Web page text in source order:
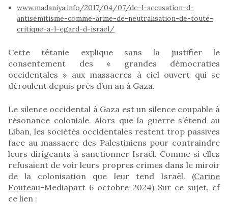
www.madaniya.info/2017/04/07/de-l-accusation-d-
antisemitisme-comme-arme-de-neutralisation-de-toute-
critique-a-l-egard-d-israel/
Cette tétanie explique sans la justifier le
consentement des « grandes démocraties
occidentales » aux massacres à ciel ouvert qui se
déroulent depuis près d’un an à Gaza.
Le silence occidental à Gaza est un silence coupable à
résonance coloniale. Alors que la guerre s’étend au
Liban, les sociétés occidentales restent trop passives
face au massacre des Palestiniens pour contraindre
leurs dirigeants à sanctionner Israël. Comme si elles
refusaient de voir leurs propres crimes dans le miroir
de la colonisation que leur tend Israël. (Carine
Fouteau-Mediapart 6 octobre 2024) Sur ce sujet, cf
ce lien :